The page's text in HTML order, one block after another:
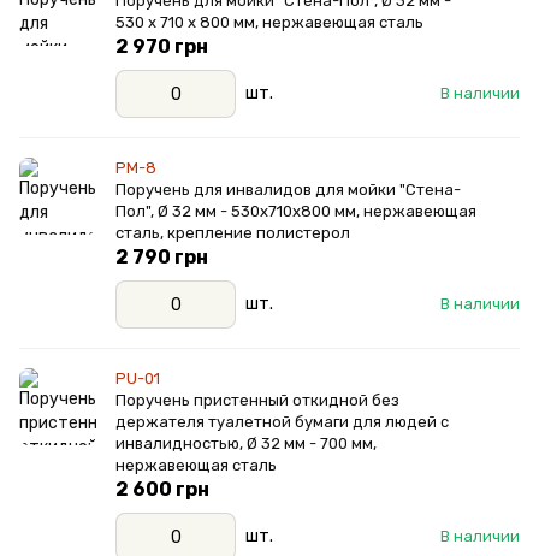
530 х 710 х 800 мм, нержавеющая сталь
В наличии
2 970 грн
шт.
PM-8
Поручень для инвалидов для мойки "Стена-
Пол", Ø 32 мм - 530х710х800 мм, нержавеющая
сталь, крепление полистерол
В наличии
2 790 грн
шт.
PU-01
Поручень пристенный откидной без
держателя туалетной бумаги для людей с
инвалидностью, Ø 32 мм - 700 мм,
нержавеющая сталь
В наличии
2 600 грн
шт.